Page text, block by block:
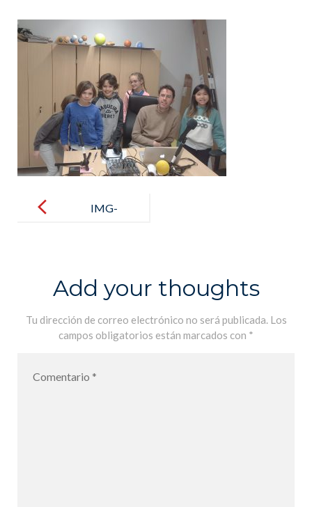
navigation
IMG-
Add your thoughts
Tu dirección de correo electrónico no será publicada. Los
campos obligatorios están marcados con *